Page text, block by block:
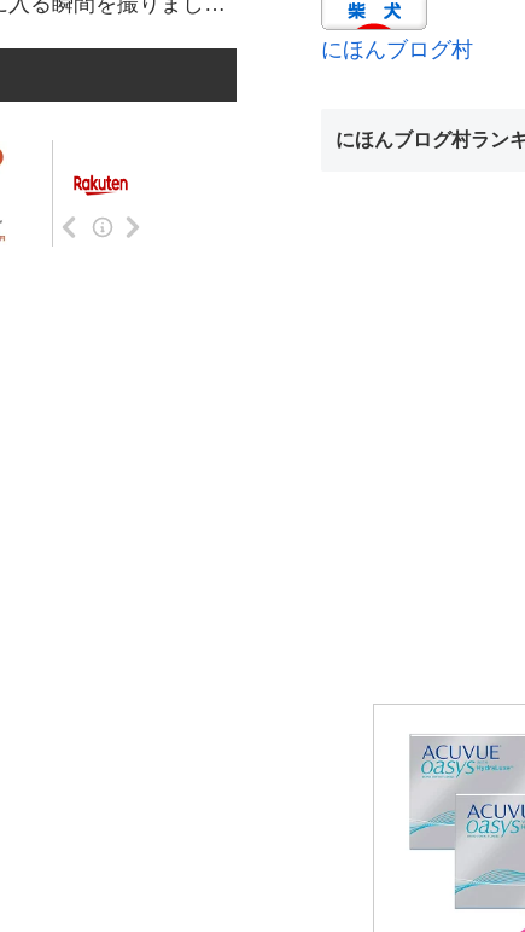
にほんブログ村
にほんブログ村ラン